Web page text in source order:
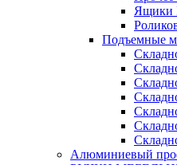
Ящики
Подъемные
Алюминиевый